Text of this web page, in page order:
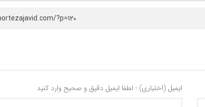
?p=120
ایمیل (اختیاری) - لطفا ایمیل دقیق و صحیح وارد کنید